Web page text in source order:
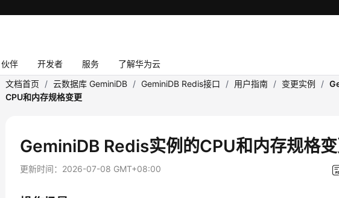
伙伴 开发者 服务 了解华为云
文档首页 / 云数据库 GeminiDB / GeminiDB Redis接口 / 用户指南 / 变更实例 /
CPU和内存规格变更
GeminiDB Redis实例的CPU和内存规格
更新时间： 2026-07-08 GMT+08:00